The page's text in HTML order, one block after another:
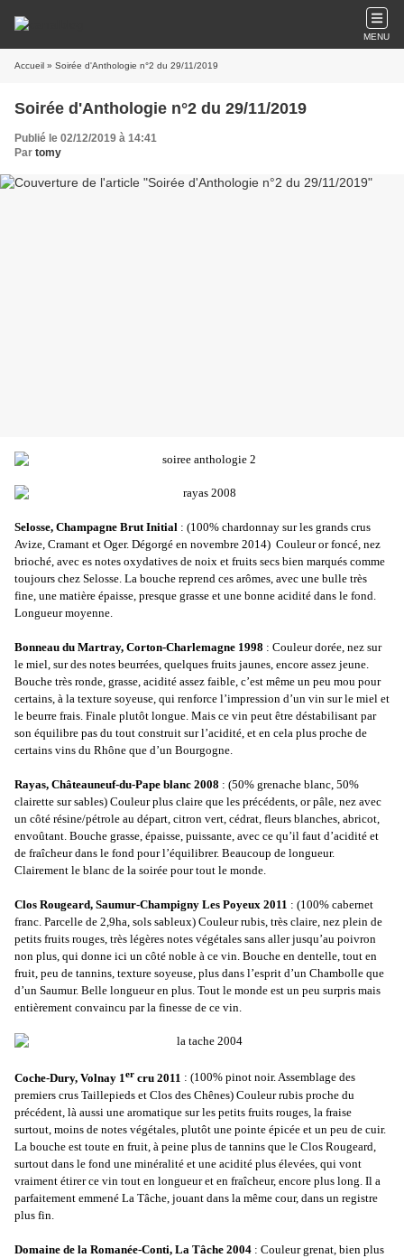
MENU
Accueil » Soirée d'Anthologie n°2 du 29/11/2019
Soirée d'Anthologie n°2 du 29/11/2019
Publié le 02/12/2019 à 14:41
Par tomy
Selosse, Champagne Brut Initial : (100% chardonnay sur les grands crus
Avize, Cramant et Oger. Dégorgé en novembre 2014) Couleur or foncé, nez
brioché, avec es notes oxydatives de noix et fruits secs bien marqués comme
toujours chez Selosse. La bouche reprend ces arômes, avec une bulle très
fine, une matière épaisse, presque grasse et une bonne acidité dans le fond.
Longueur moyenne.
Bonneau du Martray, Corton-Charlemagne 1998 : Couleur dorée, nez sur
le miel, sur des notes beurrées, quelques fruits jaunes, encore assez jeune.
Bouche très ronde, grasse, acidité assez faible, c’est même un peu mou pour
certains, à la texture soyeuse, qui renforce l’impression d’un vin sur le miel et
le beurre frais. Finale plutôt longue. Mais ce vin peut être déstabilisant par
son équilibre pas du tout construit sur l’acidité, et en cela plus proche de
certains vins du Rhône que d’un Bourgogne.
Rayas, Châteauneuf-du-Pape blanc 2008 : (50% grenache blanc, 50%
clairette sur sables) Couleur plus claire que les précédents, or pâle, nez avec
un côté résine/pétrole au départ, citron vert, cédrat, fleurs blanches, abricot,
envoûtant. Bouche grasse, épaisse, puissante, avec ce qu’il faut d’acidité et
de fraîcheur dans le fond pour l’équilibrer. Beaucoup de longueur.
Clairement le blanc de la soirée pour tout le monde.
Clos Rougeard, Saumur-Champigny Les Poyeux 2011 : (100% cabernet
franc. Parcelle de 2,9ha, sols sableux) Couleur rubis, très claire, nez plein de
petits fruits rouges, très légères notes végétales sans aller jusqu’au poivron
non plus, qui donne ici un côté noble à ce vin. Bouche en dentelle, tout en
fruit, peu de tannins, texture soyeuse, plus dans l’esprit d’un Chambolle que
d’un Saumur. Belle longueur en plus. Tout le monde est un peu surpris mais
entièrement convaincu par la finesse de ce vin.
Coche-Dury, Volnay 1er cru 2011 : (100% pinot noir. Assemblage des
premiers crus Taillepieds et Clos des Chênes) Couleur rubis proche du
précédent, là aussi une aromatique sur les petits fruits rouges, la fraise
surtout, moins de notes végétales, plutôt une pointe épicée et un peu de cuir.
La bouche est toute en fruit, à peine plus de tannins que le Clos Rougeard,
surtout dans le fond une minéralité et une acidité plus élevées, qui vont
vraiment étirer ce vin tout en longueur et en fraîcheur, encore plus long. Il a
parfaitement emmené La Tâche, jouant dans la même cour, dans un registre
plus fin.
Domaine de la Romanée-Conti, La Tâche 2004 : Couleur grenat, bien plus